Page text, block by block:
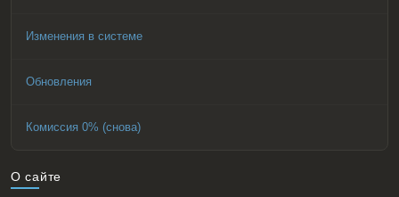
Изменения в системе
Обновления
Комиссия 0% (снова)
О сайте